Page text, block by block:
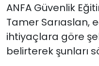
ANFA Güvenlik
Tamer Sarıaslan,
ihtiyaçlara göre
belirterek şunları